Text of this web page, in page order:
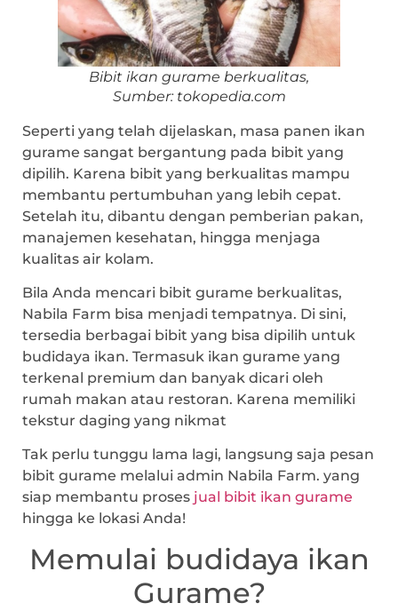
Bibit ikan gurame berkualitas,
Sumber: tokopedia.com
Seperti yang telah dijelaskan, masa panen ikan
gurame sangat bergantung pada bibit yang
dipilih. Karena bibit yang berkualitas mampu
membantu pertumbuhan yang lebih cepat.
Setelah itu, dibantu dengan pemberian pakan,
manajemen kesehatan, hingga menjaga
kualitas air kolam.
Bila Anda mencari bibit gurame berkualitas,
Nabila Farm bisa menjadi tempatnya. Di sini,
tersedia berbagai bibit yang bisa dipilih untuk
budidaya ikan. Termasuk ikan gurame yang
terkenal premium dan banyak dicari oleh
rumah makan atau restoran. Karena memiliki
tekstur daging yang nikmat
Tak perlu tunggu lama lagi, langsung saja pesan
bibit gurame melalui admin Nabila Farm. yang
siap membantu proses jual bibit ikan gurame
hingga ke lokasi Anda!
Memulai budidaya ikan
Gurame?